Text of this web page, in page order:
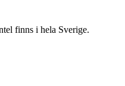
finns i hela Sverige.